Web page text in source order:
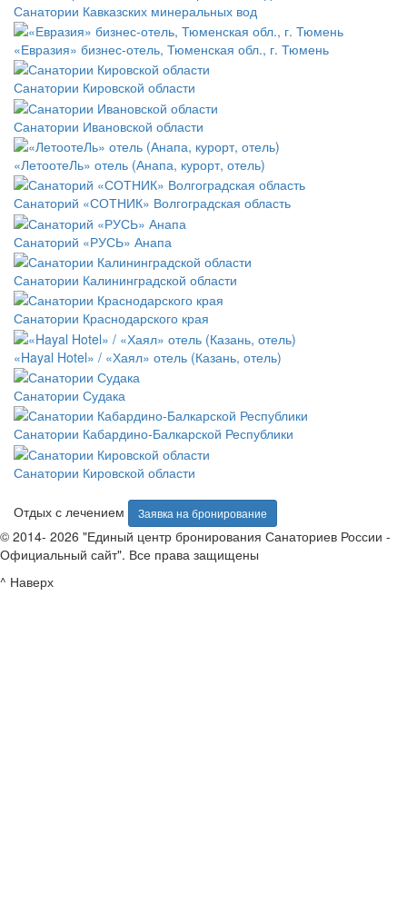
Санатории Кавказских минеральных вод
«Евразия» бизнес-отель, Тюменская обл., г. Тюмень
Санатории Кировской области
Санатории Ивановской области
«ЛетоотеЛь» отель (Анапа, курорт, отель)
Санаторий «СОТНИК» Волгоградская область
Санаторий «РУСЬ» Анапа
Санатории Калининградской области
Санатории Краснодарского края
«Hayal Hotel» / «Хаял» отель (Казань, отель)
Санатории Судака
Санатории Кабардино-Балкарской Республики
Санатории Кировской области
Отдых с лечением Заявка на бронирование
© 2014- 2026 "Единый центр бронирования Санаториев России -
Официальный сайт". Все права защищены
^ Наверх